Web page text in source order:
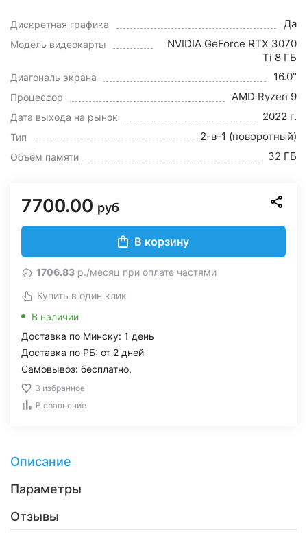
Дискретная графика Да
Модель видеокарты
NVIDIA GeForce RTX 3070
Ti 8 ГБ
Диагональ экрана 16.0"
Процессор AMD Ryzen 9
Дата выхода на рынок 2022 г.
Тип 2-в-1 (поворотный)
Объём памяти 32 ГБ
7700.00 руб
В корзину
1706.83 р./месяц при оплате частями
Купить в один клик
В наличии
Доставка по Минску: 1 день
Доставка по РБ: от 2 дней
Самовывоз: бесплатно,
В избранное
В сравнение
Описание
Параметры
Отзывы